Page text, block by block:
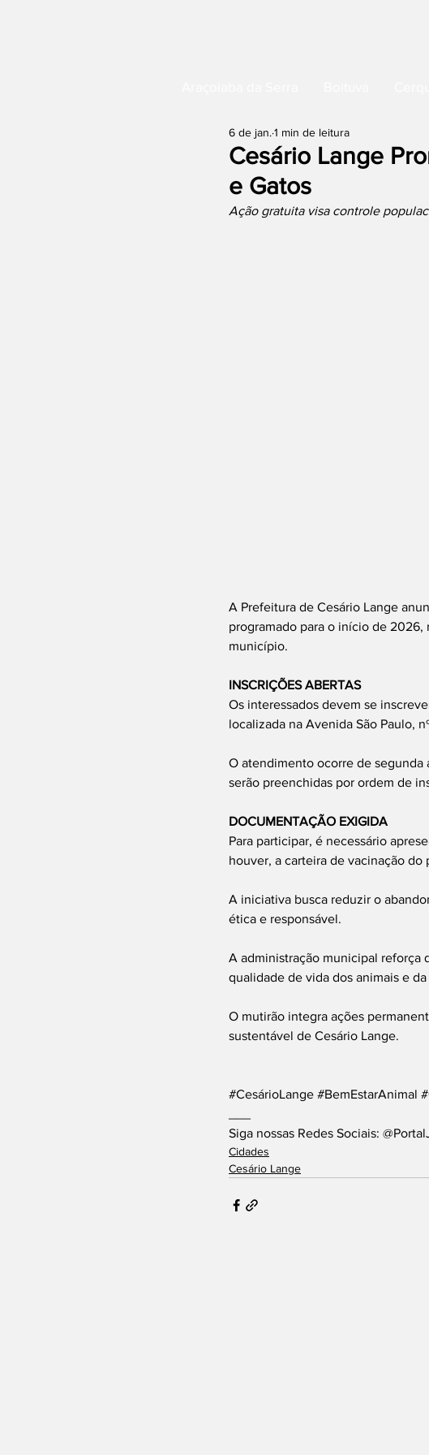
Cesário Lange
e Gatos
6 de jan. 1 min de leitura
Ação gratuita visa controle
A Prefeitura de Cesário Lange
programado para o início de
município.
INSCRIÇÕES ABERTAS
Os interessados devem se
localizada na Avenida São Paulo,
O atendimento ocorre de segunda
serão preenchidas por ordem de
DOCUMENTAÇÃO EXIGIDA
Para participar, é necessário
houver, a carteira de vacinação do
A iniciativa busca reduzir o
ética e responsável.
A administração municipal reforça
qualidade de vida dos animais e
O mutirão integra ações
sustentável de Cesário Lange.
#CesárioLange #BemEstarAnimal
Siga nossas Redes Sociais:
Cidades
Cesário Lange